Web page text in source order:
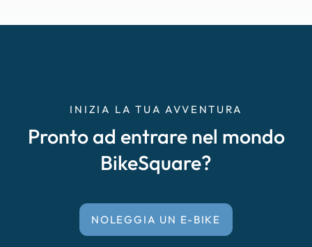
INIZIA LA TUA AVVENTURA
Pronto ad entrare nel mondo
BikeSquare?
NOLEGGIA UN E-BIKE